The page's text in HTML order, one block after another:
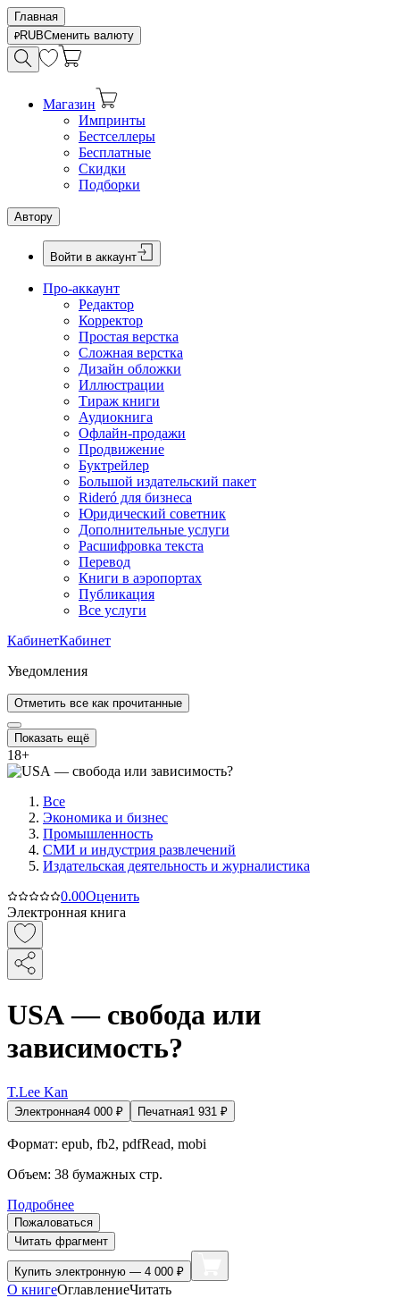
Главная
RUBСменить валюту
Магазин
Импринты
Бестселлеры
Бесплатные
Скидки
Подборки
Автору
Войти в аккаунт
Про-аккаунт
Редактор
Корректор
Простая верстка
Сложная верстка
Дизайн обложки
Иллюстрации
Тираж книги
Аудиокнига
Офлайн-продажи
Продвижение
Буктрейлер
Большой издательский пакет
Rideró для бизнеса
Юридический советник
Дополнительные услуги
Расшифровка текста
Перевод
Книги в аэропортах
Публикация
Все услуги
КабинетКабинет
Уведомления
Отметить все как прочитанные
Показать ещё
18+
Все
Экономика и бизнес
Промышленность
СМИ и индустрия развлечений
Издательская деятельность и журналистика
0.00Оценить
Электронная книга
USA — свобода или
зависимость?
T.Lee Kan
Электронная4 000 ₽ Печатная1 931 ₽
Формат: epub, fb2, pdfRead, mobi
Объем: 38 бумажных стр.
Подробнее
Пожаловаться
Читать фрагмент
Купить электронную — 4 000 ₽
О книгеОглавлениеЧитать